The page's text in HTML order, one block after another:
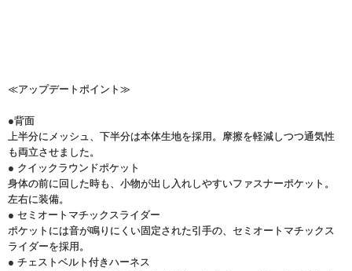
≪アップデートポイント≫
●背面
上半分にメッシュ、下半分は本体生地を採用。摩擦を軽減しつつ通気性
も両立させました。
● クイックラウンドポケット
身体の前に回した時も、小物が出し入れしやすいファスナーポケット。
左右に装備。
● セミオートマチックスライダー
ポケットには音が鳴りにくい固定された引手の、セミオートマチックス
ライダーを採用。
● チェストベルト付きハーネス